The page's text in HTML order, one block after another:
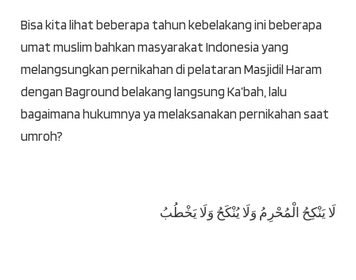
Bisa kita lihat beberapa tahun kebelakang ini beberapa
umat muslim bahkan masyarakat Indonesia yang
melangsungkan pernikahan di pelataran Masjidil Haram
dengan Baground belakang langsung Ka’bah, lalu
bagaimana hukumnya ya melaksanakan pernikahan saat
umroh?
لَا يَنْكِحُ الْمُحْرِمُ وَلَا يُنْكَحُ وَلَا يَخْطُبُ